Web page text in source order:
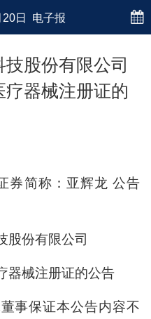
20日 电子报
股份有限公司
器械注册证的
券简称：亚辉龙 公告
股份有限公司
器械注册证的公告
事保证本公告内容不